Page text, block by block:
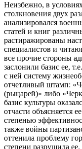
Неизбежно, в
столкновения двух
анализировался
статей и книг
растиражированы
специалистов и
все прочие стороны
заслонили базис ее,
с ней систему
отчетливый штамп:
(рыцарей)» либо
базис культуры
отчасти объясняется
степенью
также войны
оттенила проблему
степени разрушила